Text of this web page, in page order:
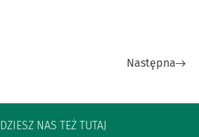
Następna
NAS TEŻ TUTAJ